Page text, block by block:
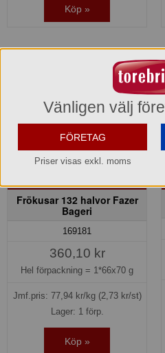
Köp »
Frökusar 132 halvor Fazer
Bageri
169181
360,10 kr
Hel förpackning = 1*66x70 g
Jmf.pris: 77,94kr/kg (2,73 kr/st)
Lager: 1 förp.
Köp »
Vänligen välj
FÖRETAG
Priser visas exkl. moms